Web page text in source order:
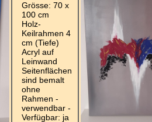
Grösse: 70 x
100 cm
Holz-
Keilrahmen 4
cm (Tiefe)
Acryl auf
Leinwand
Seitenflächen
sind bemalt
ohne
Rahmen -
verwendbar -